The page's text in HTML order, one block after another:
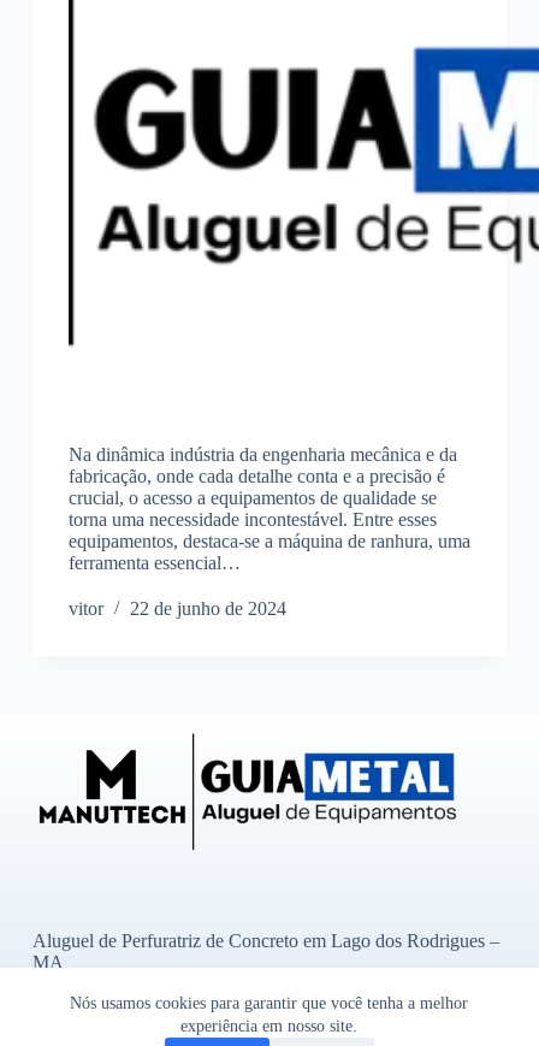
Nós usamos cookies para garantir que você tenha a melhor
experiência em nosso site.
Na dinâmica indústria da engenharia mecânica e da
fabricação, onde cada detalhe conta e a precisão é
crucial, o acesso a equipamentos de qualidade se
torna uma necessidade incontestável. Entre esses
equipamentos, destaca-se a máquina de ranhura, uma
ferramenta essencial…
vitor 22 de junho de 2024
Aluguel de Perfuratriz de Concreto em Lago dos Rodrigues –
MA
Aluguel de Perfuratriz de Concreto em Bady Bassitt – SP
Aluguel de Perfuratriz de Concreto em Alto Garças – MT